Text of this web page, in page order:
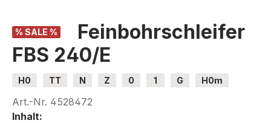
% SALE %
Feinbohrschleifer
FBS 240/E
H0 TT N Z 0 1 G
H0m
H0e
Art.-Nr. 4528472
Inhalt: